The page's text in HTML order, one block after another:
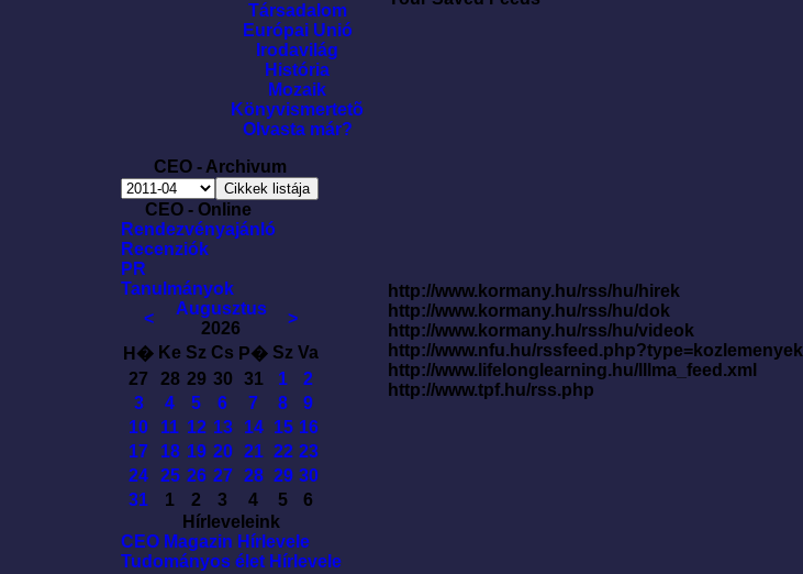
Társadalom
Európai Unió
Irodavilág
História
Mozaik
Könyvismertetõ
Olvasta már?
CEO - Archivum
CEO - Online
Rendezvényajánló
Recenziók
PR
Tanulmányok
<
Augusztus
2026
>
H� Ke Sz Cs P� Sz Va
27
28 29 30 31 1
2
3
4 5 6 7 8
9
10
11 12 13 14 15 16
17
18 19 20 21 22 23
24
25 26 27 28 29 30
31
1 2 3 4 5
6
Hírleveleink
CEO Magazin Hírlevele
Tudományos élet Hírlevele
http://www.kormany.hu/rss/hu/hirek
http://www.kormany.hu/rss/hu/dok
http://www.kormany.hu/rss/hu/videok
http://www.nfu.hu/rssfeed.php?type=kozlemenyek
http://www.lifelonglearning.hu/lllma_feed.xml
http://www.tpf.hu/rss.php